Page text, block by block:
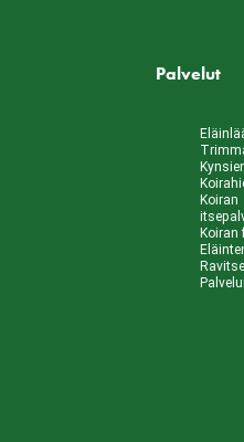
Palvelut
Koiran
Koiran